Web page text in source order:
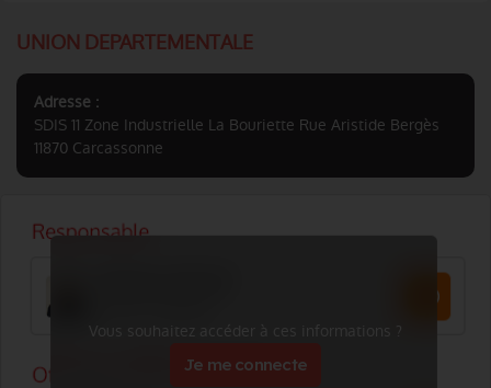
UNION DEPARTEMENTALE
Adresse :
SDIS 11 Zone Industrielle La Bouriette Rue Aristide Bergès
11870 Carcassonne
Vous souhaitez accéder à ces informations ?
Je me connecte